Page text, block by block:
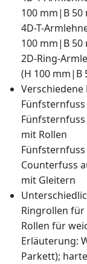
100 mm|B 50
4D-T-
100 mm|B 50
2D-Ring-
(H 100 mm|B
Verschiedene
mit Rollen
Counterfuss
mit Gleitern
Ringrollen
Rollen für
Erläuterung:
Parkett);